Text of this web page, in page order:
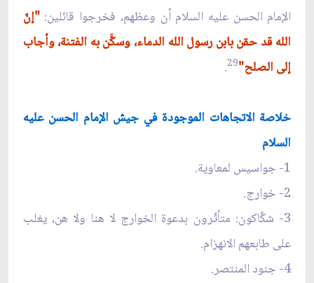
الإمام الحسن عليه السلام أن وعظهم، فخرجوا قائلين:"إنّ
الله قد حقن بابن رسول الله الدماء، وسكَّن به الفتنة، وأجاب
إلى الصلح"29
.
خلاصة الاتجاهات الموجودة في جيش الإمام الحسن عليه
السلام
1- جواسيس لمعاوية.
2- خوارج.
3- شكَّاكون: متأثّرون بدعوة الخوارج لا هنا ولا هن، يغلب
على طابعهم الانهزام.
4- جنود المنتصر.